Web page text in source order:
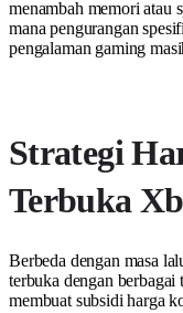
menambah memori atau
mana pengurangan
pengalaman gaming
Strategi
Terbuka
Berbeda dengan masa
terbuka dengan
membuat subsidi harga